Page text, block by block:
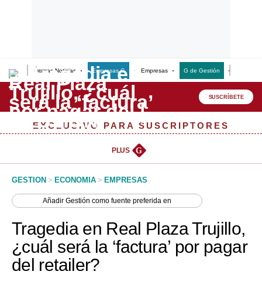
Últimas Noticias Empresas G Empresas G de Gestión
Lo último
Peru Quiosco
Management & Empleo
Perú
Política
SUSCRÍBETE
EXCLUSIVO PARA SUSCRIPTORES
PLUS G
GESTION > ECONOMIA > EMPRESAS
AñadirGestión como fuente preferida en
Tragedia en Real Plaza Trujillo,
¿cuál será la ‘factura’ por pagar
del retailer?